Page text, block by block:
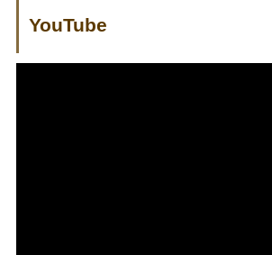
YouTube